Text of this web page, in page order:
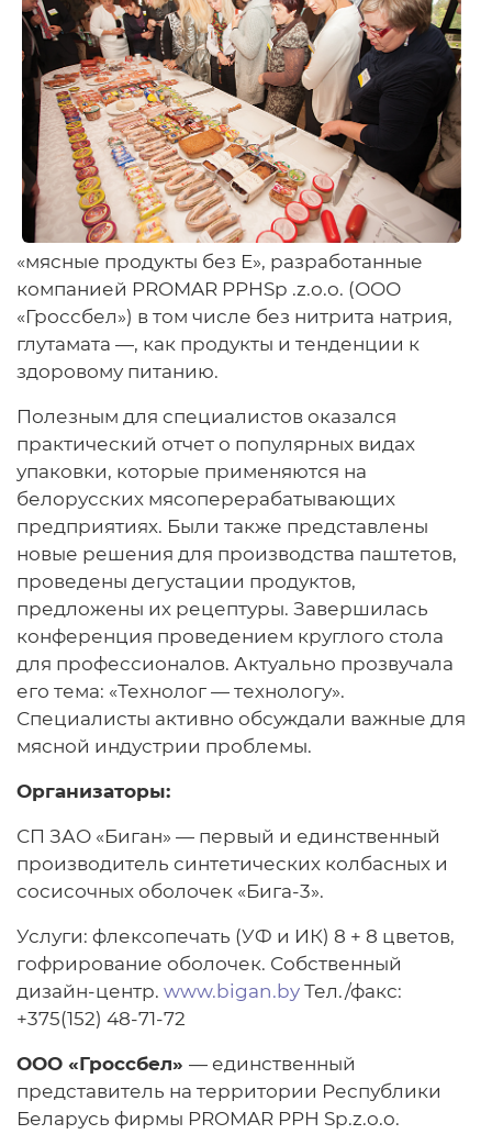
«мясные продукты без Е», разработанные
компанией PROMAR PPHSp .z.o.o. (ООО
«Гроссбел») в том числе без нит­рита натрия,
глутамата —, как продукты и тенденции к
здоровому питанию.
Полезным для специалистов оказался
практический отчет о популярных видах
упаковки, которые применяются на
белорусских мясоперерабатывающих
предприятиях. Были также представлены
новые решения для производства паштетов,
проведены дегустации продуктов,
предложены их рецептуры. Завершилась
конференция проведением круглого стола
для профессионалов. Актуально прозвучала
его тема: «Технолог — технологу».
Специалисты активно обсуждали важные для
мясной индустрии проблемы.
Организаторы:
СП ЗАО «Биган» — первый и единственный
производитель синтетических колбасных и
сосисочных оболочек «Бига-3».
Услуги: флексопечать (УФ и ИК) 8 + 8 цветов,
гофрирование оболочек. Собственный
дизайн-центр. www.bigan.by Тел./факс:
+375(152) 48-71-72
ООО «Гроссбел» — единственный
представитель на территории Республики
Беларусь фирмы PROMAR PPH Sp.z.o.o.